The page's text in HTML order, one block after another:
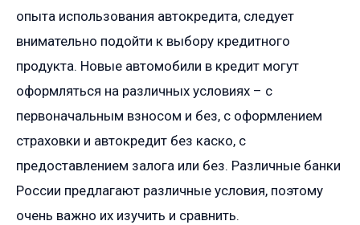
опыта использования автокредита, следует
внимательно подойти к выбору кредитного
продукта. Новые автомобили в кредит могут
оформляться на различных условиях – с
первоначальным взносом и без, с оформлением
страховки и автокредит без каско, с
предоставлением залога или без. Различные банки
России предлагают различные условия, поэтому
очень важно их изучить и сравнить.